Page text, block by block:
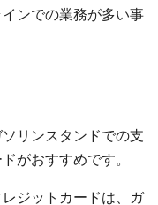
ンでの業務が多い事
リンスタンドでの支
がおすすめです。
ジットカードは、ガ